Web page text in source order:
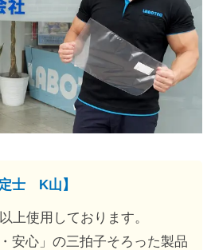
士 K山】
上使用しております。
安心」の三拍子そろった製品